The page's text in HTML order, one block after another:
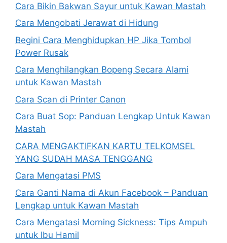
Cara Bikin Bakwan Sayur untuk Kawan Mastah
Cara Mengobati Jerawat di Hidung
Begini Cara Menghidupkan HP Jika Tombol
Power Rusak
Cara Menghilangkan Bopeng Secara Alami
untuk Kawan Mastah
Cara Scan di Printer Canon
Cara Buat Sop: Panduan Lengkap Untuk Kawan
Mastah
CARA MENGAKTIFKAN KARTU TELKOMSEL
YANG SUDAH MASA TENGGANG
Cara Mengatasi PMS
Cara Ganti Nama di Akun Facebook – Panduan
Lengkap untuk Kawan Mastah
Cara Mengatasi Morning Sickness: Tips Ampuh
untuk Ibu Hamil